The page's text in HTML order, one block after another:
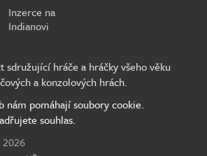
Inzerce na
Indianovi
hráče a hráčky všeho věku
a konzolových hrách.
nám pomáhají soubory cookie.
souhlas.